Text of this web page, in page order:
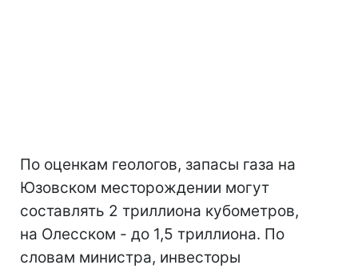
По оценкам геологов, запасы газа на
Юзовском месторождении могут
составлять 2 триллиона кубометров,
на Олесском - до 1,5 триллиона. По
словам министра, инвесторы